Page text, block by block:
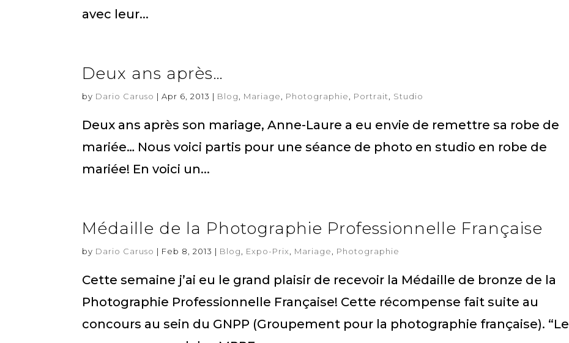
avec leur...
Deux ans après…
by Dario Caruso |Apr 6, 2013 | Blog Mariage Photographie Portrait Studio
Deux ans après son mariage, Anne-Laure a eu envie de remettre sa robe de
mariée… Nous voici partis pour une séance de photo en studio en robe de
mariée! En voici un...
Médaille de la Photographie Professionnelle Française
by Dario Caruso | Feb 8, 2013 | Blog Expo-Prix Mariage Photographie
Cette semaine j’ai eu le grand plaisir de recevoir la Médaille de bronze de la
Photographie Professionnelle Française! Cette récompense fait suite au
concours au sein du GNPP (Groupement pour la photographie française). “Le